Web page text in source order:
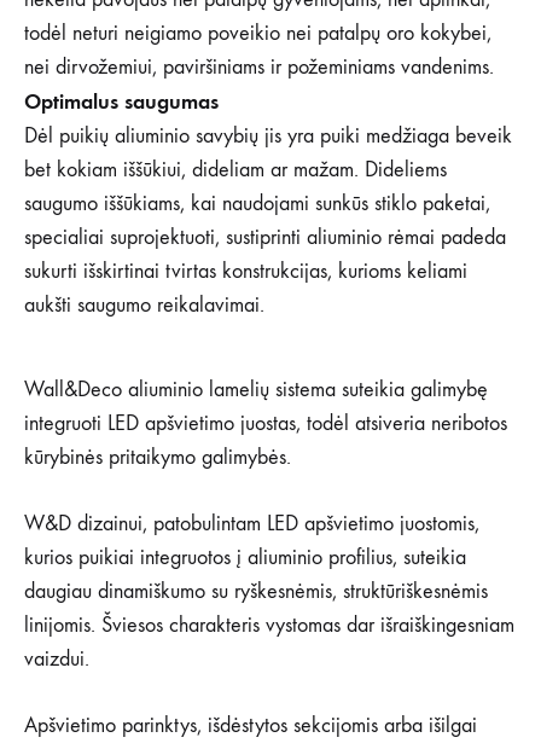
todėl neturi neigiamo poveikio nei patalpų oro kokybei,
nei dirvožemiui, paviršiniams ir požeminiams vandenims.
Optimalus saugumas
Dėl puikių aliuminio savybių jis yra puiki medžiaga beveik
bet kokiam iššūkiui, dideliam ar mažam. Dideliems
saugumo iššūkiams, kai naudojami sunkūs stiklo paketai,
specialiai suprojektuoti, sustiprinti aliuminio rėmai padeda
sukurti išskirtinai tvirtas konstrukcijas, kurioms keliami
aukšti saugumo reikalavimai.
Wall&Deco aliuminio lamelių sistema suteikia galimybę
integruoti LED apšvietimo juostas, todėl atsiveria neribotos
kūrybinės pritaikymo galimybės.
W&D dizainui, patobulintam LED apšvietimo juostomis,
kurios puikiai integruotos į aliuminio profilius, suteikia
daugiau dinamiškumo su ryškesnėmis, struktūriškesnėmis
linijomis. Šviesos charakteris vystomas dar išraiškingesniam
vaizdui.
Apšvietimo parinktys, išdėstytos sekcijomis arba išilgai